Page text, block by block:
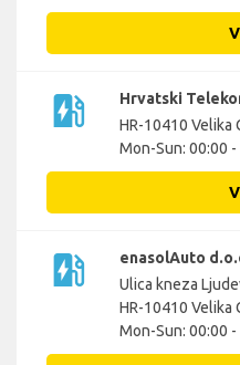
ev_station
Hrvatski
HR-10410 Velika
Mon-Sun: 00:00 -
ev_station
enasolAuto
Ulica kneza
HR-10410 Velika
Mon-Sun: 00:00 -